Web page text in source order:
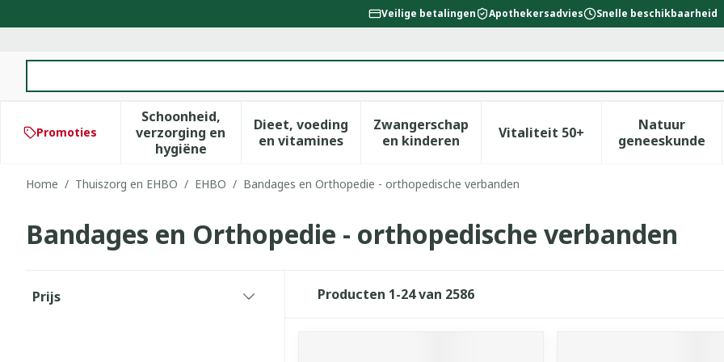
Veilige betalingen Apothekersadvies Snelle beschikbaarheid
Promoties
Schoonheid,
verzorging en
hygiëne
Toon submenu voor Schoonheid, verzorging en hygiëne categorie
Dieet, voeding
en vitamines
Toon submenu voor Dieet, voeding en vitamines categorie
Zwangerschap
en kinderenToon submenu voor Zwangerschap en
Vitaliteit 50+Toon submenu voor
Natuur
geneeskunde
Toon
Home / Thuiszorg en EHBO / EHBO / Bandages en Orthopedie - orthopedische verbanden
Bandages en Orthopedie - orthopedische verbanden
Prijs
Producten 1-24van 2586